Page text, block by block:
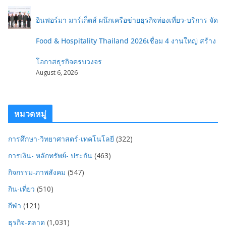
อินฟอร์มา มาร์เก็ตส์ ผนึกเครือข่ายธุรกิจท่องเที่ยว-บริการ จัด
Food & Hospitality Thailand 2026เชื่อม 4 งานใหญ่ สร้าง
โอกาสธุรกิจครบวงจร
August 6, 2026
หมวดหมู่
การศึกษา-วิทยาศาสตร์-เทคโนโลยี (322)
การเงิน- หลักทรัพย์- ประกัน (463)
กิจกรรม-ภาพสังคม (547)
กิน-เที่ยว (510)
กีฬา (121)
ธุรกิจ-ตลาด (1,031)